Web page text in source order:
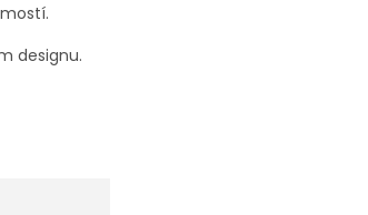
designu.